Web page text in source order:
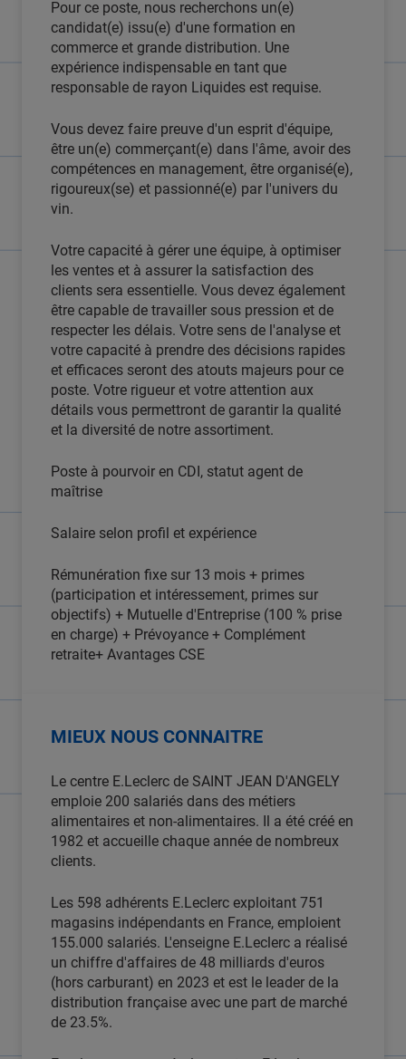
Pour ce poste, nous recherchons un(e)
candidat(e) issu(e) d'une formation en
commerce et grande distribution. Une
expérience indispensable en tant que
responsable de rayon Liquides est requise.
Vous devez faire preuve d'un esprit d'équipe,
être un(e) commerçant(e) dans l'âme, avoir des
compétences en management, être organisé(e),
rigoureux(se) et passionné(e) par l'univers du
vin.
Votre capacité à gérer une équipe, à optimiser
les ventes et à assurer la satisfaction des
clients sera essentielle. Vous devez également
être capable de travailler sous pression et de
respecter les délais. Votre sens de l'analyse et
votre capacité à prendre des décisions rapides
et efficaces seront des atouts majeurs pour ce
poste. Votre rigueur et votre attention aux
détails vous permettront de garantir la qualité
et la diversité de notre assortiment.
Poste à pourvoir en CDI, statut agent de
maîtrise
Salaire selon profil et expérience
Rémunération fixe sur 13 mois + primes
(participation et intéressement, primes sur
objectifs) + Mutuelle d'Entreprise (100 % prise
en charge) + Prévoyance + Complément
retraite+ Avantages CSE
MIEUX NOUS CONNAITRE
Le centre E.Leclerc de SAINT JEAN D'ANGELY
emploie 200 salariés dans des métiers
alimentaires et non-alimentaires. Il a été créé en
1982 et accueille chaque année de nombreux
clients.
Les 598 adhérents E.Leclerc exploitant 751
magasins indépendants en France, emploient
155.000 salariés. L'enseigne E.Leclerc a réalisé
un chiffre d'affaires de 48 milliards d'euros
(hors carburant) en 2023 et est le leader de la
distribution française avec une part de marché
de 23.5%.